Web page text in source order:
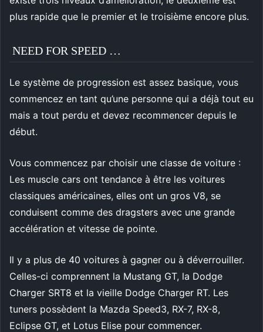
plus rapide que le premier et le troisième encore plus.
NEED FOR SPEED …
Le système de progression est assez basique, vous
commencez en tant qu’une personne qui a déjà tout eu
mais a tout perdu et devez recommencer depuis le
début.
Vous commencez par choisir une classe de voiture :
Les muscle cars ont tendance à être les voitures
classiques américaines, elles ont un gros V8, se
conduisent comme des dragsters avec une grande
accélération et vitesse de pointe.
Il y a plus de 40 voitures à gagner ou à déverrouiller.
Celles-ci comprennent la Mustang GT, la Dodge
Charger SRT8 et la vieille Dodge Charger RT. Les
tuners possèdent la Mazda Speed3, RX-7, RX-8,
Eclipse GT, et Lotus Elise pour commencer.